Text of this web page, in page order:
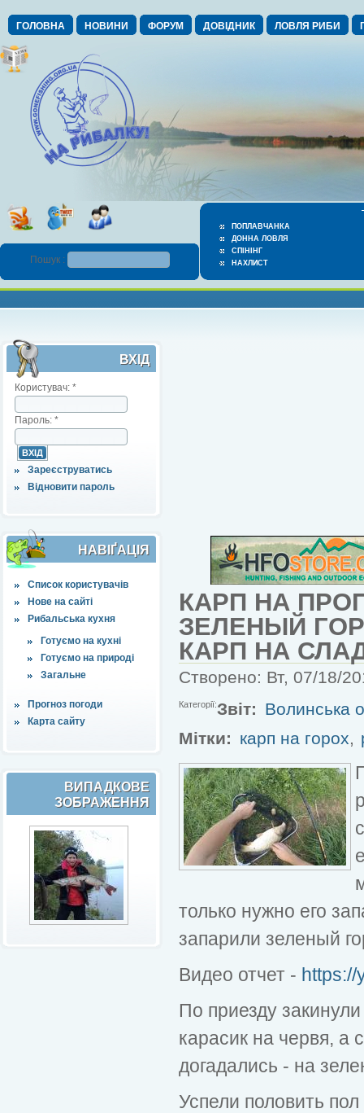
ГОЛОВНА НОВИНИ ФОРУМ ДОВІДНИК ЛОВЛЯ РИБИ
ПОПЛАВЧАНКА
ДОННА ЛОВЛЯ
СПІНІНГ
НАХЛИСТ
Пошук :
ВХІД
Користувач: *
Пароль: *
Зареєструватись
Відновити пароль
НАВІҐАЦІЯ
Список користувачів
Нове на сайті
Рибальська кухня
Готуємо на кухні
Готуємо на природі
Загальне
Прогноз погоди
Карта сайту
ВИПАДКОВЕ
ЗОБРАЖЕННЯ
КАРП НА
ЗЕЛЕНЫЙ
КАРП НА
Створено: Вт, 07/18/
Категорії:Звіт: Волинська
Мітки: карп на горох,
только нужно его
запарили зеленый
Видео отчет - https://
По приезду
карасик на червя, а
догадались - на
Успели половить